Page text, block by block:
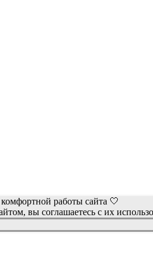
работы сайта 🤍
вы соглашаетесь с их